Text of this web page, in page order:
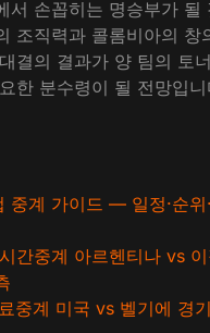
서 손꼽히는 명승부가 될
조직력과 콜롬비아의 창
결의 결과가 양 팀의 토
한 분수령이 될 전망입니
중계 가이드 — 일정·순위
간중계 아르헨티나 vs
중계 미국 vs 벨기에 경